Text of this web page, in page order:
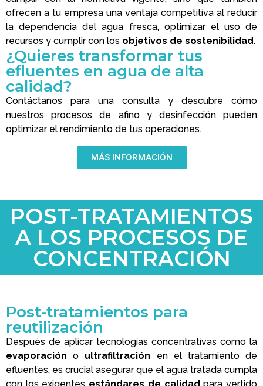
ofrecen a tu empresa una ventaja competitiva al reducir
la dependencia del agua fresca, optimizar el uso de
recursos y cumplir con los objetivos de sostenibilidad.
¿Quieres transformar tus
efluentes en agua de alta
calidad?
Contáctanos para una consulta y descubre cómo
nuestros procesos de afino y desinfección pueden
optimizar el rendimiento de tus operaciones.
MÁS INFORMACIÓN
POST-TRATAMIENTOS
A LOS PROCESOS DE
CONCENTRACIÓN
Post-tratamientos para
reutilización
Después de aplicar tecnologías concentrativas como la
evaporación o ultrafiltración en el tratamiento de
efluentes, es crucial asegurar que el agua tratada cumpla